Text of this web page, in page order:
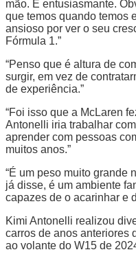
mão. É entusiasmante.
que temos quando temos
ansioso por ver o seu
Fórmula 1.”
“Penso que é altura de
surgir, em vez de
de experiência.”
“Foi isso que a McLaren
Antonelli iria trabalhar
aprender com pessoas
muitos anos.”
“É um peso muito grande
já disse, é um ambiente
capazes de o acarinhar e
Kimi Antonelli realizou
carros de anos anteriores
ao volante do W15 de